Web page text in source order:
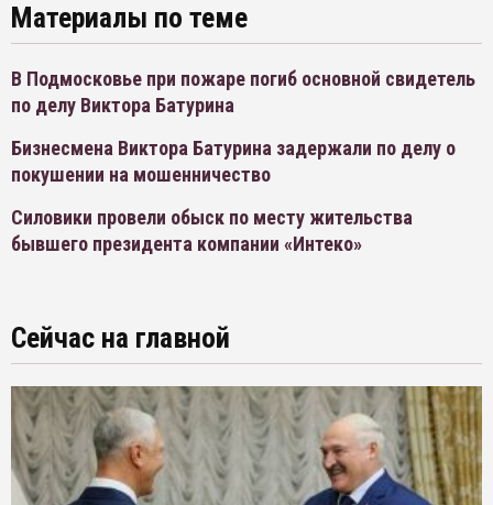
Материалы по теме
В Подмосковье при пожаре погиб основной свидетель
по делу Виктора Батурина
Бизнесмена Виктора Батурина задержали по делу о
покушении на мошенничество
Силовики провели обыск по месту жительства
бывшего президента компании «Интеко»
Сейчас на главной